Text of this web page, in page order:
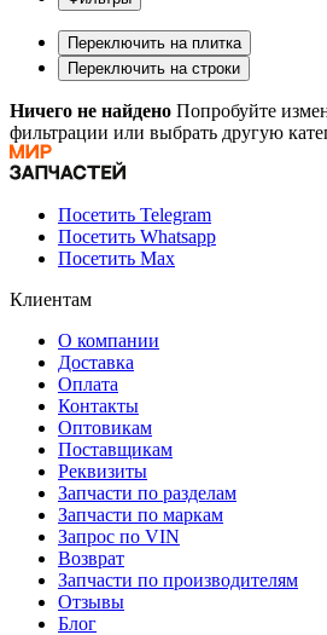
Переключить на плитка
Переключить на строки
Ничего не найдено Попробуйте
фильтрации или выбрать другую
Посетить Telegram
Посетить Whatsapp
Посетить Max
Клиентам
О компании
Доставка
Оплата
Контакты
Оптовикам
Поставщикам
Реквизиты
Запчасти по разделам
Запчасти по маркам
Запрос по VIN
Возврат
Запчасти по производителям
Отзывы
Блог